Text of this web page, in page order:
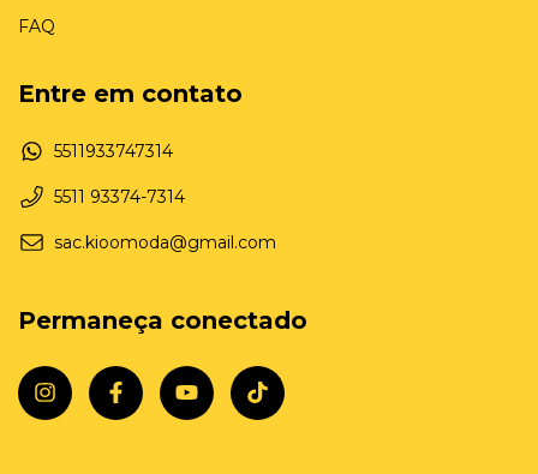
FAQ
Entre em contato
5511933747314
5511 93374-7314
sac.kioomoda@gmail.com
Permaneça conectado